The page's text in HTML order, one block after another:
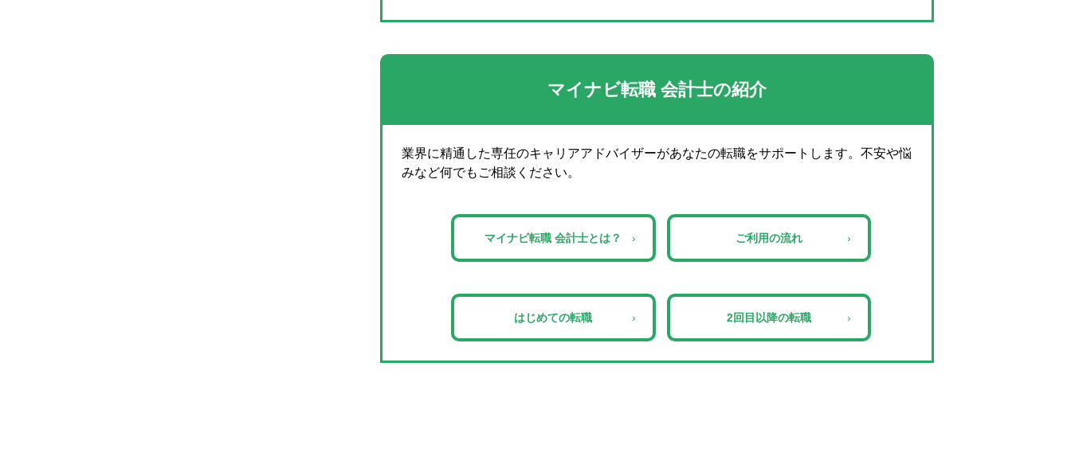
マイナビ転職 会計士の紹介
業界に精通した専任のキャリアアドバイザーがあなたの転職をサポートします。不安や悩
みなど何でもご相談ください。
マイナビ転職 会計士とは？ › ご利用の流れ ›
はじめての転職 › 2回目以降の転職 ›